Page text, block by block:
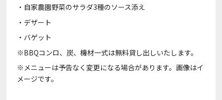
・自家農園野菜のサラダ3種のソース添え
・デザート
・バゲット
※BBQコンロ、炭、機材一式は無料貸し出しいたします。
※メニューは予告なく変更になる場合があります。画像はイ
メージです。